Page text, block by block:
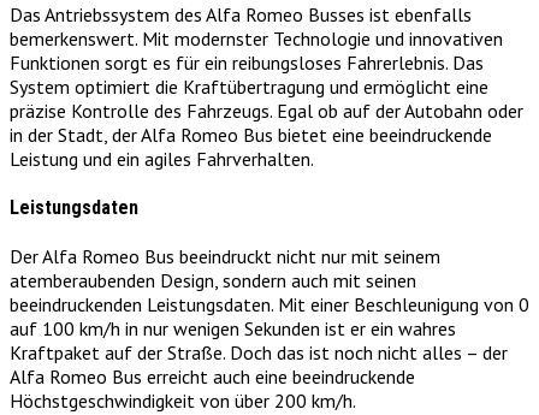
Das Antriebssystem des Alfa Romeo Busses ist ebenfalls
bemerkenswert. Mit modernster Technologie und innovativen
Funktionen sorgt es für ein reibungsloses Fahrerlebnis. Das
System optimiert die Kraftübertragung und ermöglicht eine
präzise Kontrolle des Fahrzeugs. Egal ob auf der Autobahn oder
in der Stadt, der Alfa Romeo Bus bietet eine beeindruckende
Leistung und ein agiles Fahrverhalten.
Leistungsdaten
Der Alfa Romeo Bus beeindruckt nicht nur mit seinem
atemberaubenden Design, sondern auch mit seinen
beeindruckenden Leistungsdaten. Mit einer Beschleunigung von 0
auf 100 km/h in nur wenigen Sekunden ist er ein wahres
Kraftpaket auf der Straße. Doch das ist noch nicht alles – der
Alfa Romeo Bus erreicht auch eine beeindruckende
Höchstgeschwindigkeit von über 200 km/h.